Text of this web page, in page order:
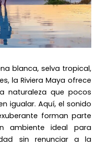
blanca, selva tropical,
la Riviera Maya ofrece
naturaleza que pocos
igualar. Aquí, el sonido
forman parte
ambiente ideal para
sin renunciar a la